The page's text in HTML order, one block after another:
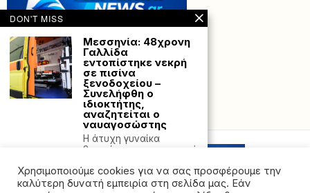
by Hostville”)
Χρησιμοποιούμε cookies για να σας προσφέρουμε την
καλύτερη δυνατή εμπειρία στη σελίδα μας. Εάν
DON'T MISS
Μεσσηνία: 48χρονη
Γαλλίδα
εντοπίστηκε νεκρή
σε πισίνα
ξενοδοχείου –
Συνελήφθη ο
ιδιοκτήτης,
αναζητείται ο
ναυαγοσώστης
Η άτυχη γυναίκα
βρισκόταν στην περιοχή
Κύπρος – ΥΠΕΞ για